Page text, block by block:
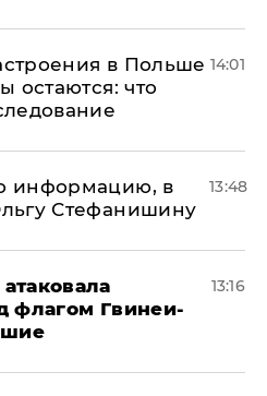
в Польше
остаются: что
14:01
информацию, в
Стефанишину
13:48
флагом Гвинеи-
13:16